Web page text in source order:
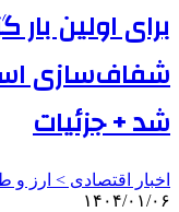
برای اولین بار
شفاف‌سازی
شد + جزئیات
اخبار اقتصادی > ارز و
۱۴۰۴/۰۱/۰۶